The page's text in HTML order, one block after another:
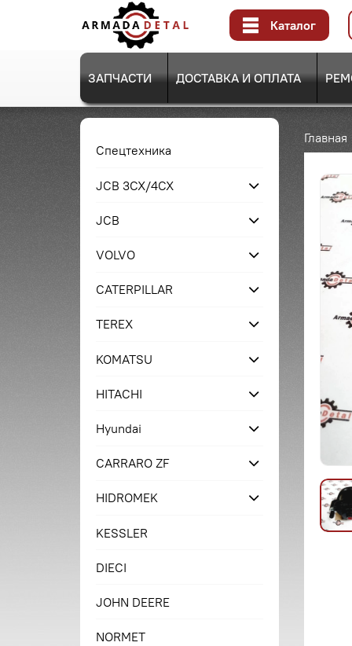
Каталог
ЗАПЧАСТИ ДОСТАВКА И ОПЛАТА
Главная
Спецтехника
JCB 3CX/4CX
JCB
VOLVO
CATERPILLAR
TEREX
KOMATSU
HITACHI
Hyundai
CARRARO ZF
HIDROMEK
KESSLER
DIECI
JOHN DEERE
NORMET